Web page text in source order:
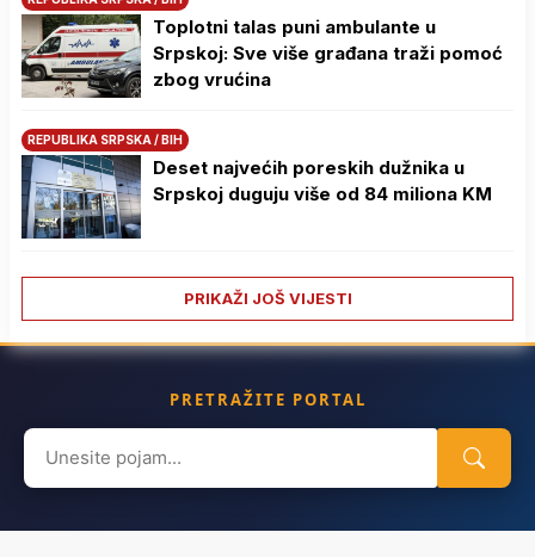
Toplotni talas puni ambulante u
Srpskoj: Sve više građana traži pomoć
zbog vrućina
REPUBLIKA SRPSKA / BIH
Deset najvećih poreskih dužnika u
Srpskoj duguju više od 84 miliona KM
PRIKAŽI JOŠ VIJESTI
PRETRAŽITE PORTAL
Search
for: